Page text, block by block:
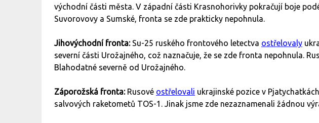
východní části města. V západní části Krasnohorivky pokračují boje
Suvorovovy a Sumské, fronta se zde prakticky nepohnula.
Jihovýchodní fronta: Su-25 ruského frontového letectva ostřelovaly
severní části Urožajného, což naznačuje, že se zde fronta nepohnula.
Blahodatné severně od Urožajného.
Záporožská fronta: Rusové ostřelovali ukrajinské pozice v
salvových raketometů TOS-1. Jinak jsme zde nezaznamenali žádnou